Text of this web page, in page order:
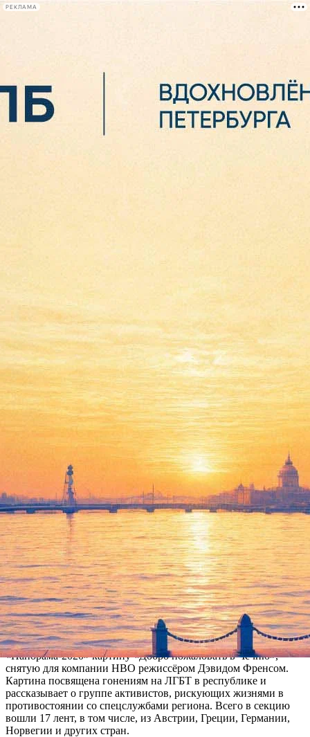
РЕКЛАМА
Сегодня:
На Берлинале покажут
американский
документальный фильм про
жизнь ЛГБТ в Чечне
Версия для печати
Берлинский кинофестиваль 16 декабря объявил часть
конкурсной программы. В нее вошли американский
документальный фильм «Добро пожаловать в Чечню» и
картина украинского режиссёра Натальи Ефимкиной
«Гаражные люди». Среди премьер вне конкурса можно
отметить «Пиноккио» Маттео Гарроне, где роль папы Карло
сыграет Роберто Бениньи.
Самый политический международный кинофестиваль и
«витрина свободного мира» включил в секцию
«Панорама-2020» картину «Добро пожаловать в Чечню»,
снятую для компании HBO режиссёром Дэвидом Френсом.
Картина посвящена гонениям на ЛГБТ в республике и
рассказывает о группе активистов, рискующих жизнями в
противостоянии со спецслужбами региона. Всего в секцию
вошли 17 лент, в том числе, из Австрии, Греции, Германии,
Норвегии и других стран.